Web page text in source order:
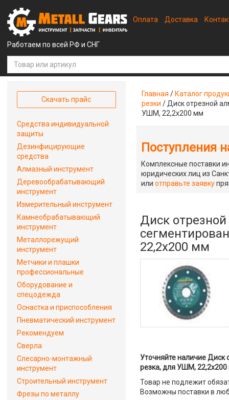
Работаем по всей РФ и СНГ
Оплата Доставка
Главная / Каталог
резки / Диск отрезной
УШМ, 22,2х200 мм
Поступления
Комплексные поставки
юридических лиц из
илиотправьте заявку
Диск отрезной
22,2х200 мм
Уточняйте наличие Диск
резка, для УШМ, 22,2х200
Товар не подлежит
Возможны поставки в
Скачать прайс
Средства индивидуальной
защиты
Дезинфицирующие
средства
Алмазный инструмент
Деревообрабатывающий
инструмент
Измерительный инструмент
Камнеобрабатывающий
инструмент
Металлорежущий
инструмент
Метчики и плашки
профессиональные
Оборудование и
спецодежда
Оснастка и приспособления
Пневматический инструмент
Рекомендуем
Сверла
Слесарно-монтажный
инструмент
Строительный инструмент
Фрезы по металлу